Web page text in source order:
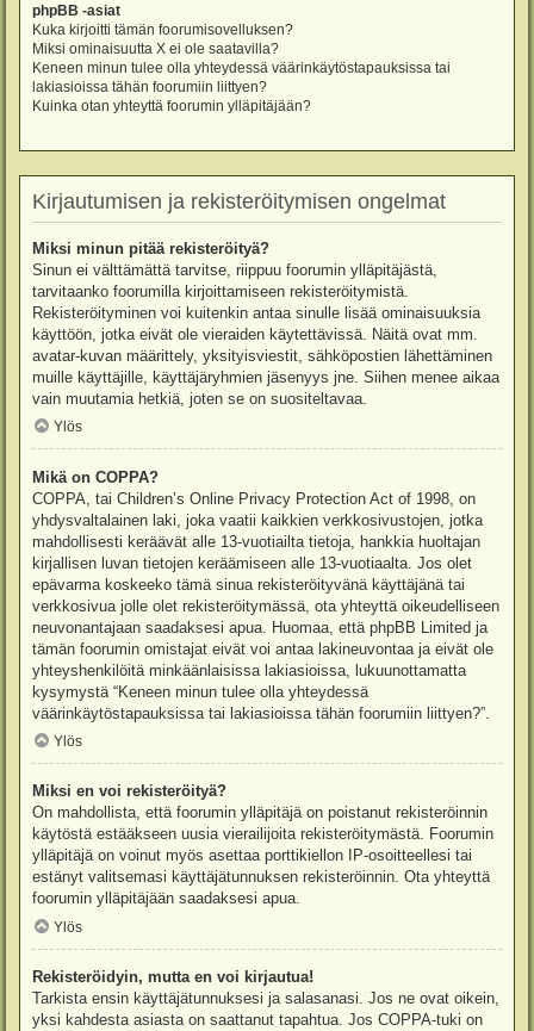
phpBB -asiat
Kuka kirjoitti tämän foorumisovelluksen?
Miksi ominaisuutta X ei ole saatavilla?
Keneen minun tulee olla yhteydessä väärinkäytöstapauksissa tai
lakiasioissa tähän foorumiin liittyen?
Kuinka otan yhteyttä foorumin ylläpitäjään?
Kirjautumisen ja rekisteröitymisen ongelmat
Miksi minun pitää rekisteröityä?
Sinun ei välttämättä tarvitse, riippuu foorumin ylläpitäjästä,
tarvitaanko foorumilla kirjoittamiseen rekisteröitymistä.
Rekisteröityminen voi kuitenkin antaa sinulle lisää ominaisuuksia
käyttöön, jotka eivät ole vieraiden käytettävissä. Näitä ovat mm.
avatar-kuvan määrittely, yksityisviestit, sähköpostien lähettäminen
muille käyttäjille, käyttäjäryhmien jäsenyys jne. Siihen menee aikaa
vain muutamia hetkiä, joten se on suositeltavaa.
Ylös
Mikä on COPPA?
COPPA, tai Children’s Online Privacy Protection Act of 1998, on
yhdysvaltalainen laki, joka vaatii kaikkien verkkosivustojen, jotka
mahdollisesti keräävät alle 13-vuotiailta tietoja, hankkia huoltajan
kirjallisen luvan tietojen keräämiseen alle 13-vuotiaalta. Jos olet
epävarma koskeeko tämä sinua rekisteröityvänä käyttäjänä tai
verkkosivua jolle olet rekisteröitymässä, ota yhteyttä oikeudelliseen
neuvonantajaan saadaksesi apua. Huomaa, että phpBB Limited ja
tämän foorumin omistajat eivät voi antaa lakineuvontaa ja eivät ole
yhteyshenkilöitä minkäänlaisissa lakiasioissa, lukuunottamatta
kysymystä “Keneen minun tulee olla yhteydessä
väärinkäytöstapauksissa tai lakiasioissa tähän foorumiin liittyen?”.
Ylös
Miksi en voi rekisteröityä?
On mahdollista, että foorumin ylläpitäjä on poistanut rekisteröinnin
käytöstä estääkseen uusia vierailijoita rekisteröitymästä. Foorumin
ylläpitäjä on voinut myös asettaa porttikiellon IP-osoitteellesi tai
estänyt valitsemasi käyttäjätunnuksen rekisteröinnin. Ota yhteyttä
foorumin ylläpitäjään saadaksesi apua.
Ylös
Rekisteröidyin, mutta en voi kirjautua!
Tarkista ensin käyttäjätunnuksesi ja salasanasi. Jos ne ovat oikein,
yksi kahdesta asiasta on saattanut tapahtua. Jos COPPA-tuki on